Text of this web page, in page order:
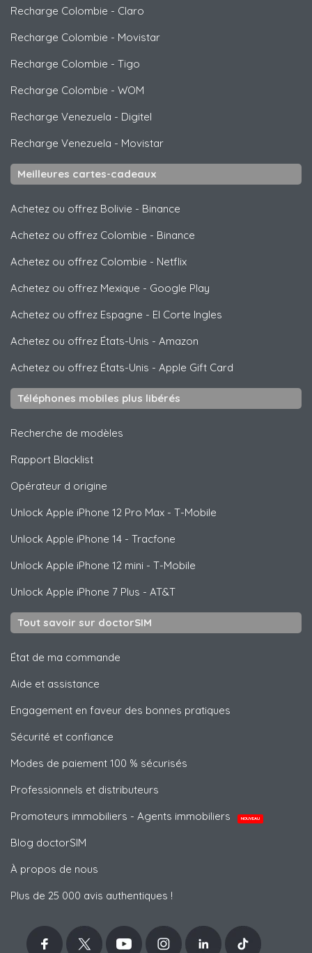
Recharge Colombie - Claro
Recharge Colombie - Movistar
Recharge Colombie - Tigo
Recharge Colombie - WOM
Recharge Venezuela - Digitel
Recharge Venezuela - Movistar
Meilleures cartes-cadeaux
Achetez ou offrez Bolivie - Binance
Achetez ou offrez Colombie - Binance
Achetez ou offrez Colombie - Netflix
Achetez ou offrez Mexique - Google Play
Achetez ou offrez Espagne - El Corte Ingles
Achetez ou offrez États-Unis - Amazon
Achetez ou offrez États-Unis - Apple Gift Card
Téléphones mobiles plus libérés
Recherche de modèles
Rapport Blacklist
Opérateur d origine
Unlock Apple iPhone 12 Pro Max - T-Mobile
Unlock Apple iPhone 14 - Tracfone
Unlock Apple iPhone 12 mini - T-Mobile
Unlock Apple iPhone 7 Plus - AT&T
Tout savoir sur doctorSIM
État de ma commande
Aide et assistance
Engagement en faveur des bonnes pratiques
Sécurité et confiance
Modes de paiement 100 % sécurisés
Professionnels et distributeurs
Promoteurs immobiliers - Agents immobiliers
NOUVEAU
Blog doctorSIM
À propos de nous
Plus de 25 000 avis authentiques !